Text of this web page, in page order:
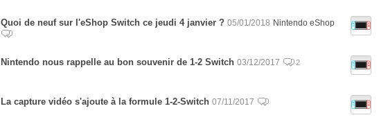
Quoi de neuf sur l'eShop Switch ce jeudi 4 janvier ? 05/01/2018 Nintendo eShop
Nintendo nous rappelle au bon souvenir de 1-2 Switch 03/12/2017 2
La capture vidéo s'ajoute à la formule 1-2-Switch 07/11/2017